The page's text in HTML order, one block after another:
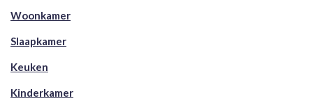
Woonkamer
Slaapkamer
Keuken
Kinderkamer